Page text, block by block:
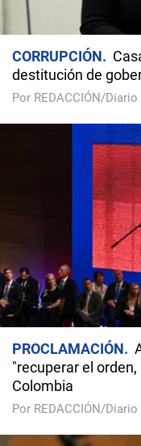
CORRUPCIÓN
destitución de
Por REDACCIÓN/
PROCLAMACIÓN
"recuperar el
Colombia
Por REDACCIÓN/